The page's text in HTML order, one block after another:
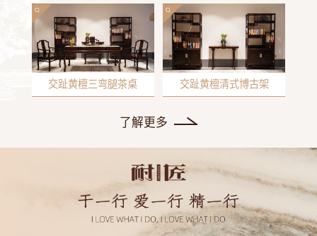
交趾黄檀三弯腿茶桌 交趾黄檀清式博古架
了解更多